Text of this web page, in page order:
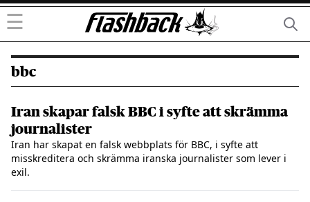
☰
bbc
Iran skapar falsk BBC i syfte att skrämma
journalister
Iran har skapat en falsk webbplats för BBC, i syfte att
misskreditera och skrämma iranska journalister som lever i
exil.